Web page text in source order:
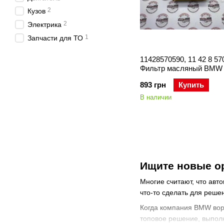
Ищите новые
Многие считают, что
что-то сделать для
Когда компания BMW
топовое решение,
11428570590, 11 42 8
Фильтр масляный BMW
/ B38 / B42 / B46 / B47 /
F52/F70 / 2 F45/F46 / X1
F48/F49/U12 / X2 F39/
893 грн Купить
В наличии
Кузов 2
Электрика 2
Запчасти для ТО 1